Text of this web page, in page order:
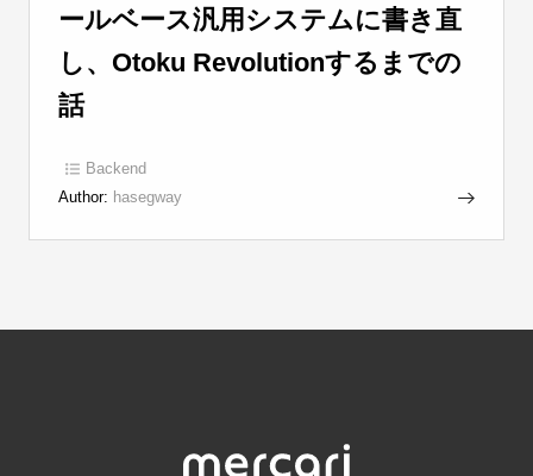
ールベース汎用システムに書き直
し、Otoku Revolutionするまでの
話
Backend
Author: hasegway